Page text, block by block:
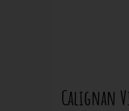
Calignan